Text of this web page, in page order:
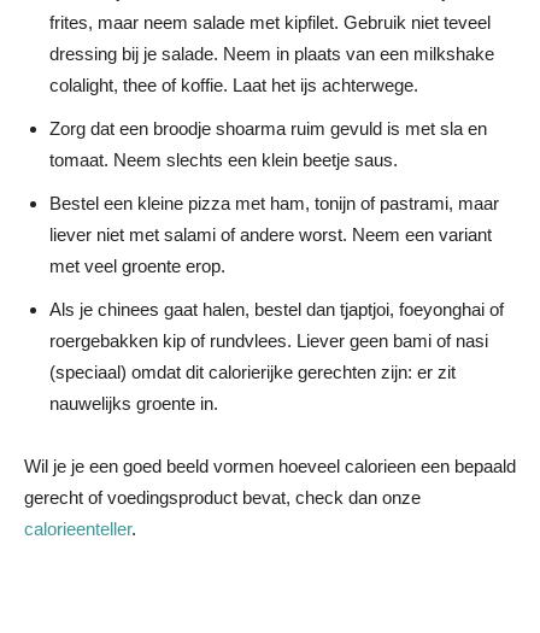
frites, maar neem salade met kipfilet. Gebruik niet teveel
dressing bij je salade. Neem in plaats van een milkshake
colalight, thee of koffie. Laat het ijs achterwege.
Zorg dat een broodje shoarma ruim gevuld is met sla en
tomaat. Neem slechts een klein beetje saus.
Bestel een kleine pizza met ham, tonijn of pastrami, maar
liever niet met salami of andere worst. Neem een variant
met veel groente erop.
Als je chinees gaat halen, bestel dan tjaptjoi, foeyonghai of
roergebakken kip of rundvlees. Liever geen bami of nasi
(speciaal) omdat dit calorierijke gerechten zijn: er zit
nauwelijks groente in.
Wil je je een goed beeld vormen hoeveel calorieen een bepaald
gerecht of voedingsproduct bevat, check dan onze
calorieenteller.